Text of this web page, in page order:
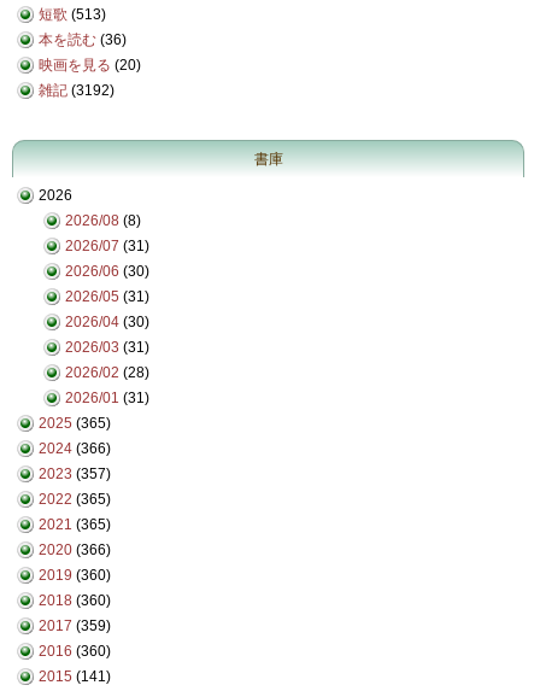
短歌 (513)
本を読む (36)
映画を見る (20)
雑記 (3192)
書庫
2026
2026/08 (8)
2026/07 (31)
2026/06 (30)
2026/05 (31)
2026/04 (30)
2026/03 (31)
2026/02 (28)
2026/01 (31)
2025 (365)
2024 (366)
2023 (357)
2022 (365)
2021 (365)
2020 (366)
2019 (360)
2018 (360)
2017 (359)
2016 (360)
2015 (141)